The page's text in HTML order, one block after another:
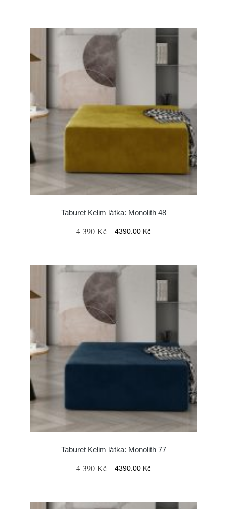
Taburet Kelim látka: Monolith 48
4 390 Kč 4390.00 Kč
Taburet Kelim látka: Monolith 77
4 390 Kč 4390.00 Kč